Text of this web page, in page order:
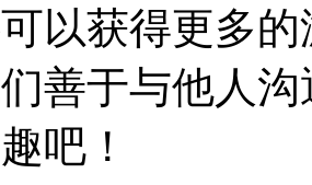
以获得更多
善于与他人
吧！